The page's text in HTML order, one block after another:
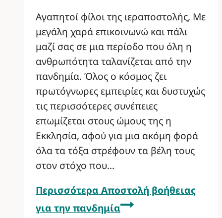
Αγαπητοί φίλοι της ιεραποστολής, Με
μεγάλη χαρά επικοινωνώ και πάλι
μαζί σας σε μια περίοδο που όλη η
ανθρωπότητα ταλανίζεται από την
πανδημία. Όλος ο κόσμος ζει
πρωτόγνωρες εμπειρίες και δυστυχώς
τις περισσότερες συνέπειες
επωμίζεται στους ώμους της η
Εκκλησία, αφού για μια ακόμη φορά
όλα τα τόξα στρέφουν τα βέλη τους
στον στόχο που…
Περισσότερα Αποστολή βοήθειας
για την πανδημία